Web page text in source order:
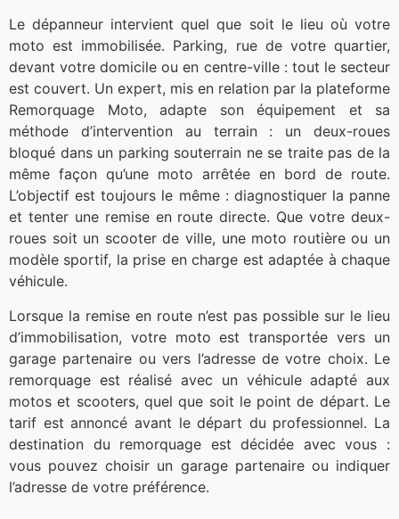
Le dépanneur intervient quel que soit le lieu où votre
moto est immobilisée. Parking, rue de votre quartier,
devant votre domicile ou en centre-ville : tout le secteur
est couvert. Un expert, mis en relation par la plateforme
Remorquage Moto, adapte son équipement et sa
méthode d’intervention au terrain : un deux-roues
bloqué dans un parking souterrain ne se traite pas de la
même façon qu’une moto arrêtée en bord de route.
L’objectif est toujours le même : diagnostiquer la panne
et tenter une remise en route directe. Que votre deux-
roues soit un scooter de ville, une moto routière ou un
modèle sportif, la prise en charge est adaptée à chaque
véhicule.
Lorsque la remise en route n’est pas possible sur le lieu
d’immobilisation, votre moto est transportée vers un
garage partenaire ou vers l’adresse de votre choix. Le
remorquage est réalisé avec un véhicule adapté aux
motos et scooters, quel que soit le point de départ. Le
tarif est annoncé avant le départ du professionnel. La
destination du remorquage est décidée avec vous :
vous pouvez choisir un garage partenaire ou indiquer
l’adresse de votre préférence.